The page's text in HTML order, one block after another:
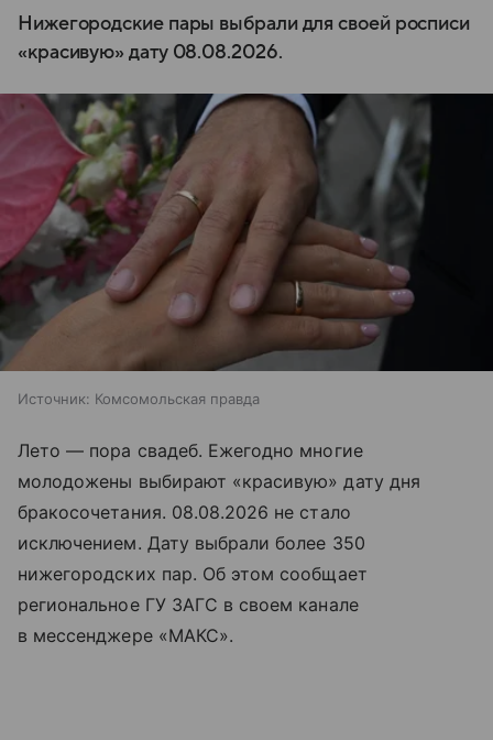
Нижегородские пары выбрали для своей росписи
«красивую» дату 08.08.2026.
Источник: Комсомольская правда
Лето — пора свадеб. Ежегодно многие
молодожены выбирают «красивую» дату дня
бракосочетания. 08.08.2026 не стало
исключением. Дату выбрали более 350
нижегородских пар. Об этом сообщает
региональное ГУ ЗАГС в своем канале
в мессенджере «МАКС».